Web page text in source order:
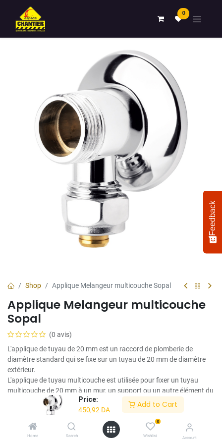
Price:
450,92 DA
Add to Cart
Home Search
0
Wishlist Account
0
Shop Applique Melangeur multicouche Sopal
Applique Melangeur multicouche
Sopal
(0 avis)
L'applique de tuyau de 20 mm est un raccord de plomberie de
diamètre standard qui se fixe sur un tuyau de 20 mm de diamètre
extérieur.
L'applique de tuyau multicouche est utilisée pour fixer un tuyau
multicouche de 20 mm à un mur, un support ou un autre élément du
système de plomberie.
450,92
Feedback
How would you rate your experience?
Select
an
option
from
Not satisfied at all Very satisfied
Next